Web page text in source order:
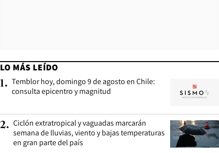
LO MÁS LEÍDO
1. Temblor hoy, domingo 9 de agosto en Chile:
consulta epicentro y magnitud
2. Ciclón extratropical y vaguadas marcarán
semana de lluvias, viento y bajas temperaturas
en gran parte del país